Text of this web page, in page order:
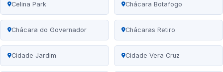
Celina Park Chácara Botafogo
Chácara do Governador Chácaras Retiro
Cidade Jardim Cidade Vera Cruz